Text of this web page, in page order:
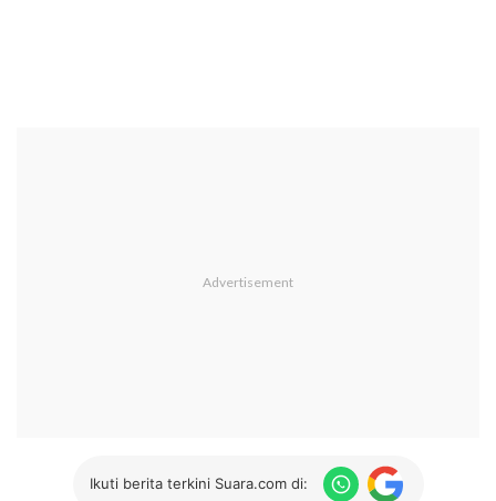
Ikuti berita terkini Suara.com di: